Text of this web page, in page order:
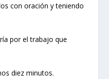
con oración y teniendo
por el trabajo que
diez minutos.